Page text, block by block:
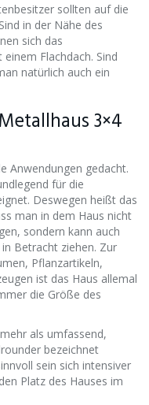
sollten auf die
in der Nähe des
sich das
Flachdach. Sind
natürlich auch ein
3×4
Anwendungen gedacht.
für die
Deswegen heißt das
man in dem Haus nicht
sondern kann auch
Betracht ziehen. Zur
Pflanzartikeln,
ist das Haus allemal
die Größe des
als umfassend,
bezeichnet
sein sich intensiver
Platz des Hauses im